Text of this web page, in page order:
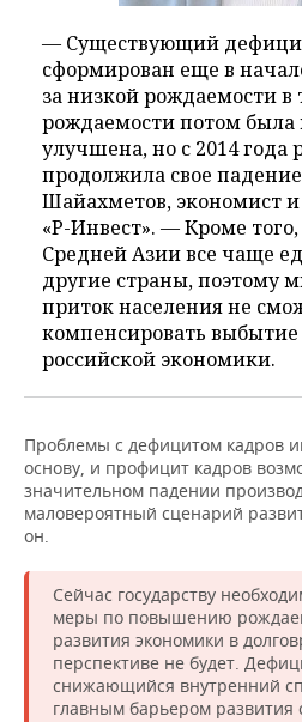
— Существующий
сформирован еще в
за низкой рождаемости в
рождаемости потом была
улучшена, но с 2014 года
продолжила свое
Шайахметов, экономист
«Р-Инвест». — Кроме
Средней Азии все чаще
другие страны, поэтому
приток населения не
компенсировать выбытие
российской экономики.
Проблемы с дефицитом кадров
основу, и профицит кадров
значительном падении
маловероятный сценарий
он.
Сейчас государству
меры по повышению
развития экономики в
перспективе не будет.
снижающийся внутренний
главным барьером развития